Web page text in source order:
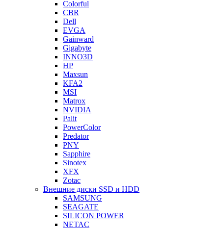
Colorful
CBR
Dell
EVGA
Gainward
Gigabyte
INNO3D
HP
Maxsun
KFA2
MSI
Matrox
NVIDIA
Palit
PowerColor
Predator
PNY
Sapphire
Sinotex
XFX
Zotac
Внешние диски SSD и HDD
SAMSUNG
SEAGATE
SILICON POWER
NETAC